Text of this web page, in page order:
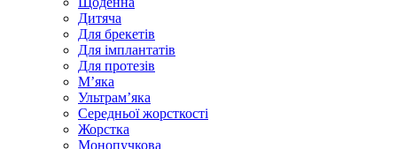
Дитяча
Для брекетів
Для імплантатів
Для протезів
Мʼяка
Ультрамʼяка
Середньої жорсткості
Жорстка
Монопучкова